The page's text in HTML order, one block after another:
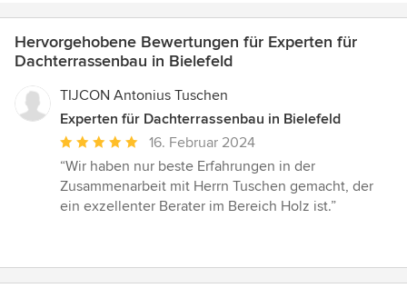
Hervorgehobene Bewertungen für Experten für
Dachterrassenbau in Bielefeld
TIJCON Antonius Tuschen
Experten für Dachterrassenbau in Bielefeld
Durchschnittliche
Bewertung:
5
von
16. Februar 2024
“Wir haben nur beste Erfahrungen in der
Zusammenarbeit mit Herrn Tuschen gemacht, der
ein exzellenter Berater im Bereich Holz ist.”